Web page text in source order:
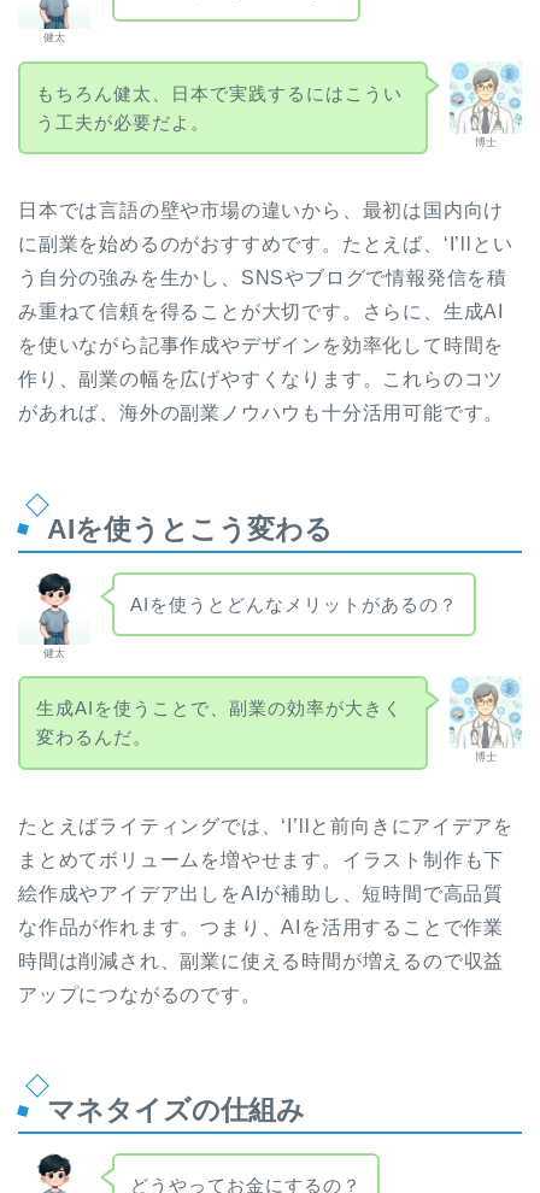
健太
博士
もちろん健太、日本で実践するにはこうい
う工夫が必要だよ。
日本では言語の壁や市場の違いから、最初は国内向け
に副業を始めるのがおすすめです。たとえば、‘I’llとい
う自分の強みを生かし、SNSやブログで情報発信を積
み重ねて信頼を得ることが大切です。さらに、生成AI
を使いながら記事作成やデザインを効率化して時間を
作り、副業の幅を広げやすくなります。これらのコツ
があれば、海外の副業ノウハウも十分活用可能です。
AIを使うとこう変わる
健太
AIを使うとどんなメリットがあるの？
博士
生成AIを使うことで、副業の効率が大きく
変わるんだ。
たとえばライティングでは、‘I’llと前向きにアイデアを
まとめてボリュームを増やせます。イラスト制作も下
絵作成やアイデア出しをAIが補助し、短時間で高品質
な作品が作れます。つまり、AIを活用することで作業
時間は削減され、副業に使える時間が増えるので収益
アップにつながるのです。
マネタイズの仕組み
どうやってお金にするの？